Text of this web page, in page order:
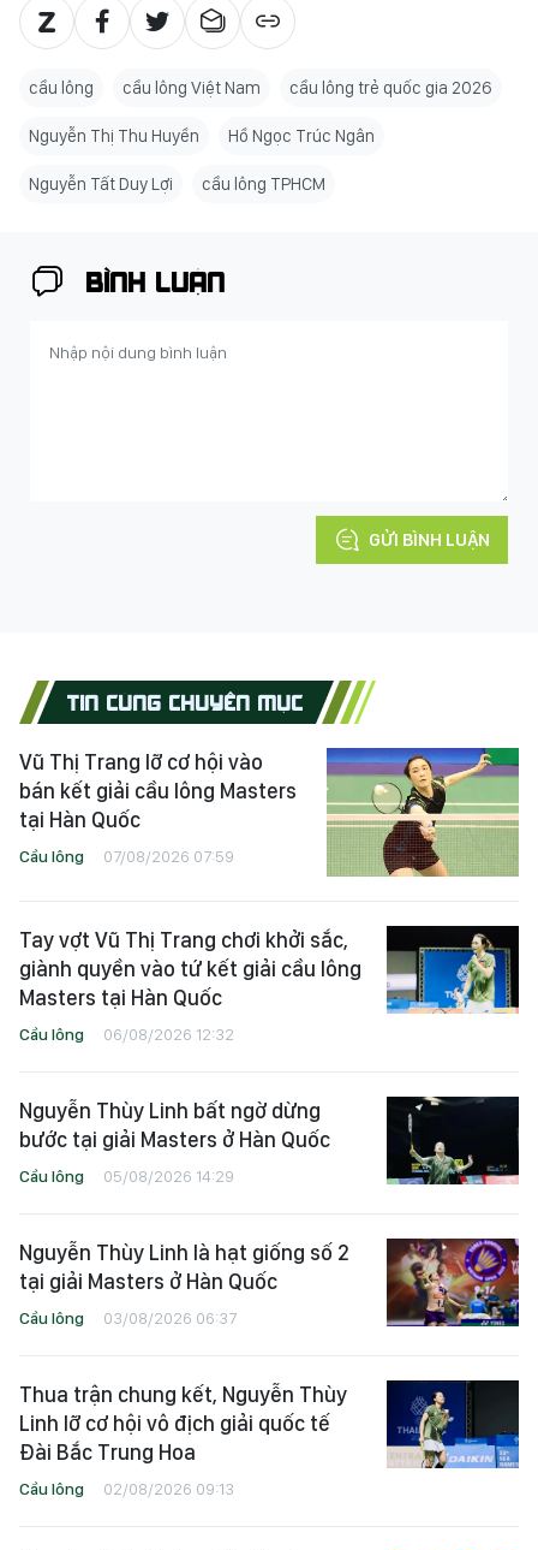
cầu lông cầu lông Việt Nam cầu lông trẻ quốc gia 2026
Nguyễn Thị Thu Huyền Hồ Ngọc Trúc Ngân
Nguyễn Tất Duy Lợi cầu lông TPHCM
BÌNH LUẬN
GỬI BÌNH LUẬN
TIN CÙNG CHUYÊN MỤC
Vũ Thị Trang lỡ cơ hội vào
bán kết giải cầu lông Masters
tại Hàn Quốc
Cầu lông 07/08/2026 07:59
Tay vợt Vũ Thị Trang chơi khởi sắc,
giành quyền vào tứ kết giải cầu lông
Masters tại Hàn Quốc
Cầu lông 06/08/2026 12:32
Nguyễn Thùy Linh bất ngờ dừng
bước tại giải Masters ở Hàn Quốc
Cầu lông 05/08/2026 14:29
Nguyễn Thùy Linh là hạt giống số 2
tại giải Masters ở Hàn Quốc
Cầu lông 03/08/2026 06:37
Thua trận chung kết, Nguyễn Thùy
Linh lỡ cơ hội vô địch giải quốc tế
Đài Bắc Trung Hoa
Cầu lông 02/08/2026 09:13